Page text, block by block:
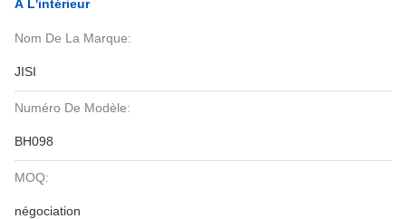
À L'intérieur
Nom De La Marque:
JISI
Numéro De Modèle:
BH098
MOQ:
négociation